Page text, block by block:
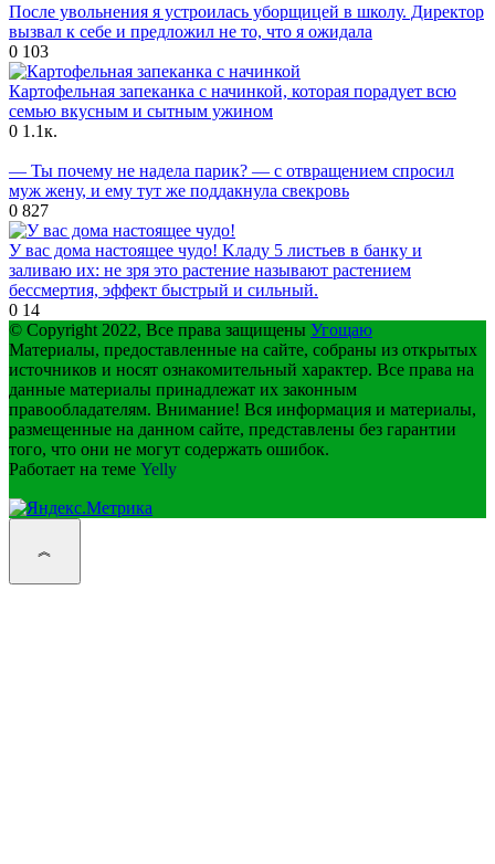
После увольнения я устроилась уборщицей в школу. Директор
вызвал к себе и предложил не то, что я ожидала
0 103
Картофельная запеканка с начинкой, которая порадует всю
семью вкусным и сытным ужином
0 1.1к.
— Ты почему не надела парик? — с отвращением спросил
муж жену, и ему тут же поддакнула свекровь
0 827
У вас дома настоящее чудо! Kладу 5 листьев в банку и
заливаю их: не зря это растение называют растением
бессмертия, эффект быстрый и сильный.
0 14
© Copyright 2022, Все права защищены Угощаю
Материалы, предоставленные на сайте, собраны из открытых
источников и носят ознакомительный характер. Все права на
данные материалы принадлежат их законным
правообладателям. Внимание! Вся информация и материалы,
размещенные на данном сайте, представлены без гарантии
того, что они не могут содержать ошибок.
Работает на теме Yelly